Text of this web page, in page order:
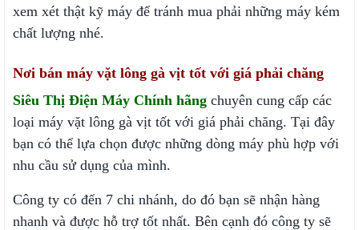
xem xét thật kỹ máy để tránh mua phải những máy kém
chất lượng nhé.
Nơi bán máy vặt lông gà vịt tốt với giá phải chăng
Siêu Thị Điện Máy Chính hãng chuyên cung cấp các
loại máy vặt lông gà vịt tốt với giá phải chăng. Tại đây
bạn có thể lựa chọn được những dòng máy phù hợp với
nhu cầu sử dụng của mình.
Công ty có đến 7 chi nhánh, do đó bạn sẽ nhận hàng
nhanh và được hỗ trợ tốt nhất. Bên cạnh đó công ty sẽ